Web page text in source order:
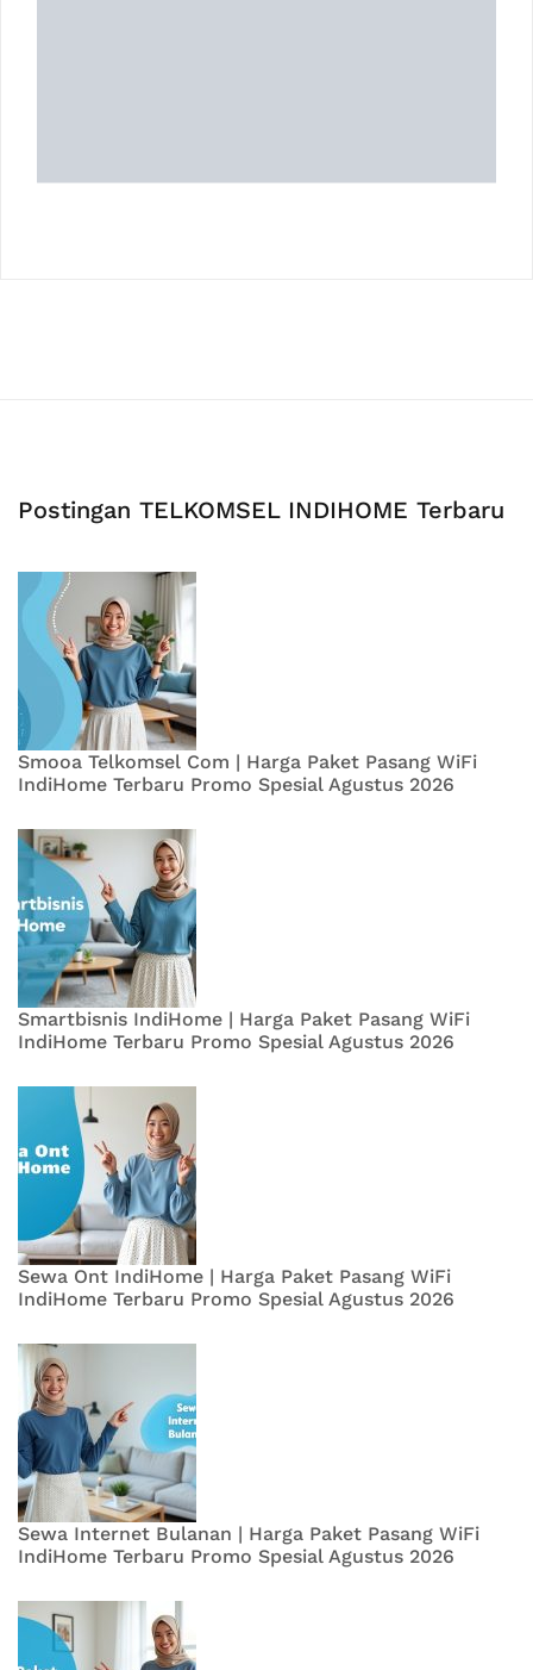
Postingan TELKOMSEL INDIHOME Terbaru
Smooa Telkomsel Com | Harga Paket Pasang WiFi
IndiHome Terbaru Promo Spesial Agustus 2026
Smartbisnis IndiHome | Harga Paket Pasang WiFi
IndiHome Terbaru Promo Spesial Agustus 2026
Sewa Ont IndiHome | Harga Paket Pasang WiFi
IndiHome Terbaru Promo Spesial Agustus 2026
Sewa Internet Bulanan | Harga Paket Pasang WiFi
IndiHome Terbaru Promo Spesial Agustus 2026